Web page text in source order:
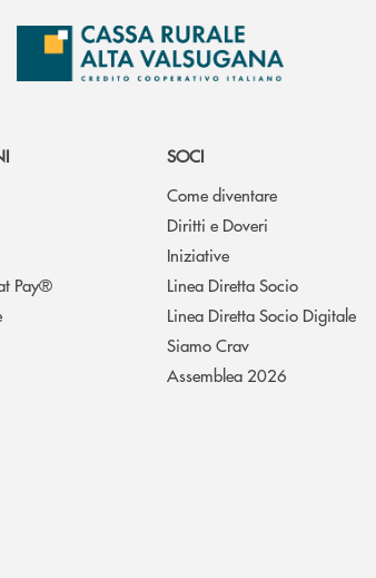
Pay®
SOCI
Come diventare
Diritti e Doveri
Iniziative
Linea Diretta Socio
Linea Diretta Socio Digitale
Siamo Crav
Assemblea 2026